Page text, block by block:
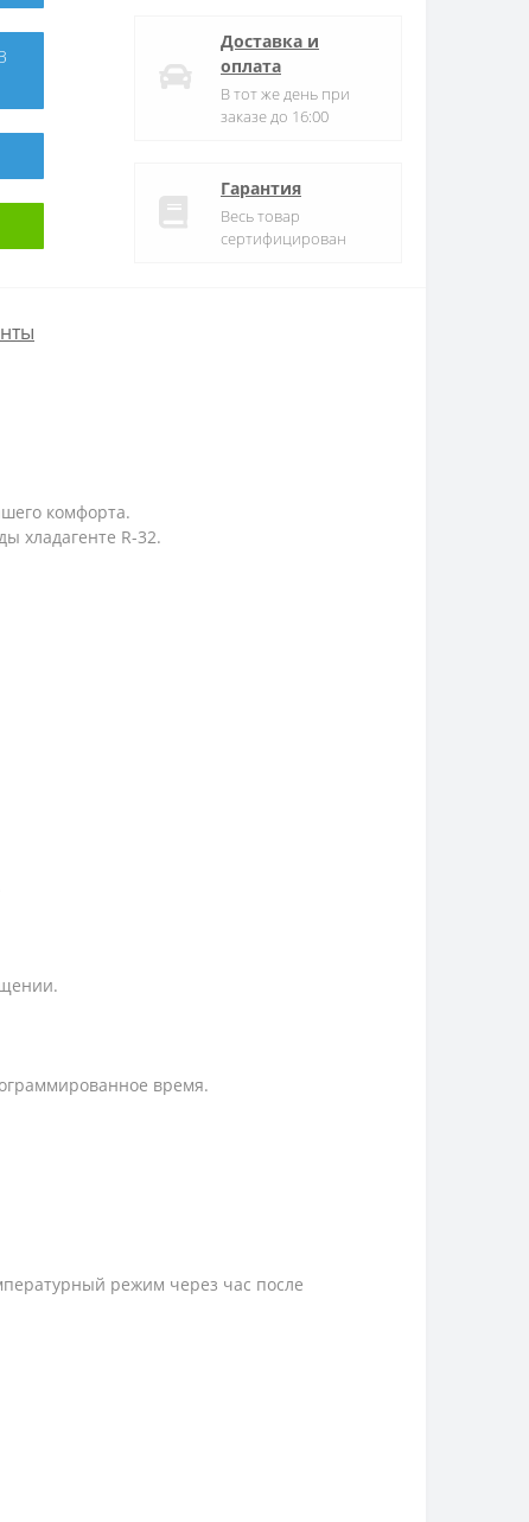
Доставка и
оплата
В тот же день при
заказе до 16:00
Гарантия
Весь товар
сертифицирован
комфорта.
хладагенте R-32.
время.
режим через час после